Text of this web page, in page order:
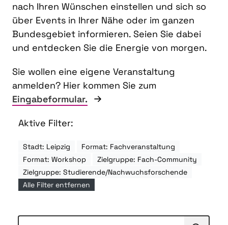
nach Ihren Wünschen einstellen und sich so
über Events in Ihrer Nähe oder im ganzen
Bundesgebiet informieren. Seien Sie dabei
und entdecken Sie die Energie von morgen.
Sie wollen eine eigene Veranstaltung
anmelden? Hier kommen Sie zum
Eingabeformular.
Aktive Filter:
Stadt: Leipzig
Format: Fachveranstaltung
Format: Workshop
Zielgruppe: Fach-Community
Zielgruppe: Studierende/Nachwuchsforschende
Alle Filter entfernen